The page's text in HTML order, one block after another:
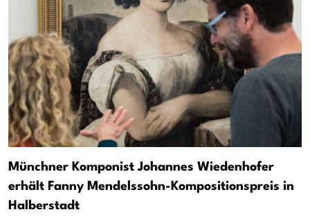
Münchner Komponist Johannes Wiedenhofer
erhält Fanny Mendelssohn-Kompositionspreis in
Halberstadt